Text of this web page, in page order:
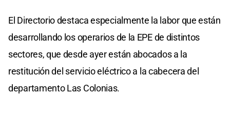
El Directorio destaca especialmente la labor que están
desarrollando los operarios de la EPE de distintos
sectores, que desde ayer están abocados a la
restitución del servicio eléctrico a la cabecera del
departamento Las Colonias.